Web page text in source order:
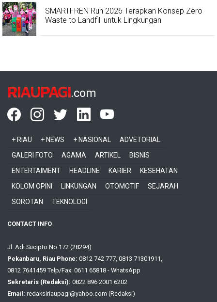
SMARTFREN Run 2026 Terapkan Konsep Zero
Waste to Landfill untuk Lingkungan
RIAUPAGI.com
+ RIAU + NEWS + NASIONAL
ADVETORIAL
GALERI FOTO
AGAMA ARTIKEL
BISNIS
ENTERTAIMENT
HEADLINE KARIER
KESEHATAN
KOLOM OPINI
LINKUNGAN OTOMOTIF
SEJARAH
SOROTAN
TEKNOLOGI
CONTACT INFO
Jl. Adi Sucipto No 172 (28294)
Pekanbaru, Riau Phone: 0812 742 777, 0813 71301911,
0812 7641459 Telp/Fax: 0611 65818 - WhatsApp
Sekretaris (Redaksi): 0822 896 2001 6202
Email: redaksiriaupagi@yahoo.com (Redaksi)